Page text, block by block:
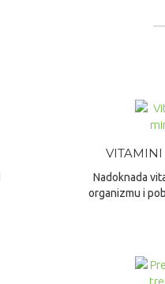
Nadoknada
organizmu i